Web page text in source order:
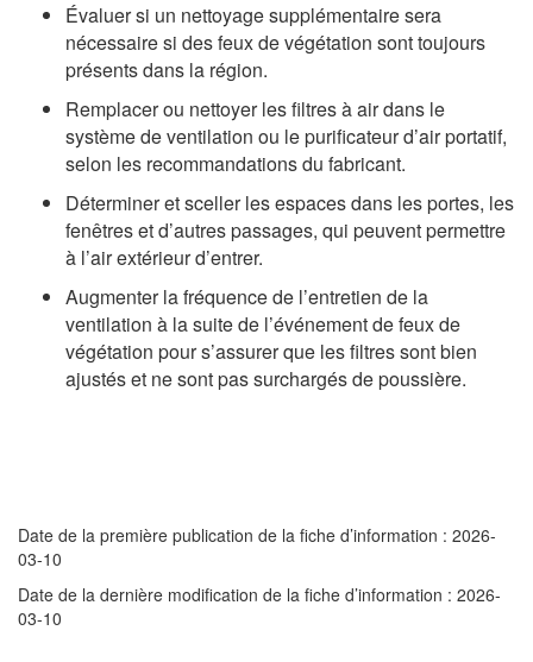
Évaluer si un nettoyage supplémentaire sera
nécessaire si des feux de végétation sont toujours
présents dans la région.
Remplacer ou nettoyer les filtres à air dans le
système de ventilation ou le purificateur d’air portatif,
selon les recommandations du fabricant.
Déterminer et sceller les espaces dans les portes, les
fenêtres et d’autres passages, qui peuvent permettre
à l’air extérieur d’entrer.
Augmenter la fréquence de l’entretien de la
ventilation à la suite de l’événement de feux de
végétation pour s’assurer que les filtres sont bien
ajustés et ne sont pas surchargés de poussière.
Date de la première publication de la fiche d’information : 2026-
03-10
Date de la dernière modification de la fiche d’information : 2026-
03-10